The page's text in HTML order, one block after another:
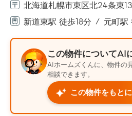
北海道札幌市東区北24条東
新道東駅 徒歩18分
元町駅
この物件についてAI
AIホームズくんに、物件の
相談できます。
この物件をもと